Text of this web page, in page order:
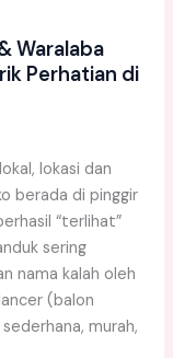
Waralaba
Perhatian di
lokasi dan
berada di pinggir
“terlihat”
sering
nama kalah oleh
(balon
murah,